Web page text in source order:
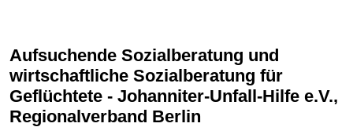
Aufsuchende Sozialberatung und
wirtschaftliche Sozialberatung für
Geflüchtete - Johanniter-Unfall-Hilfe e.V.,
Regionalverband Berlin